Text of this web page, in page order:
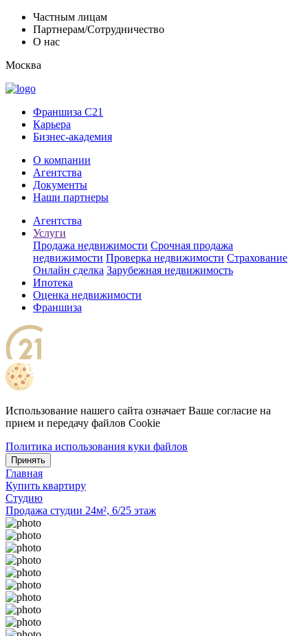
Частным лицам
Партнерам/Сотрудничество
О нас
Москва
Франшиза C21
Карьера
Бизнес-академия
О компании
Агентства
Документы
Наши партнеры
Агентства
Услуги
Продажа недвижимости Срочная продажа
недвижимости Проверка недвижимости Страхование
Онлайн сделка Зарубежная недвижимость
Ипотека
Оценка недвижимости
Франшиза
Использование нашего сайта означает Ваше согласие на
прием и передачу файлов Cookie
Политика использования куки файлов
Принять
Главная
Купить квартиру
Студию
Продажа студии 24м², 6/25 этаж